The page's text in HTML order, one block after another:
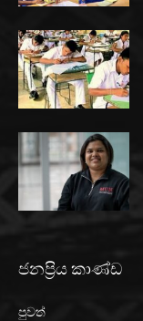
ජනප්‍රිය කාණ්ඩ
පුවත්